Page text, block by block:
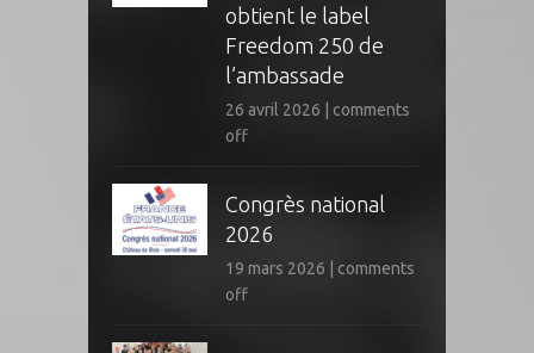
obtient le label
Freedom 250 de
l’ambassade
26 avril 2026
comments
off
Congrès national
2026
19 mars 2026
comments
off